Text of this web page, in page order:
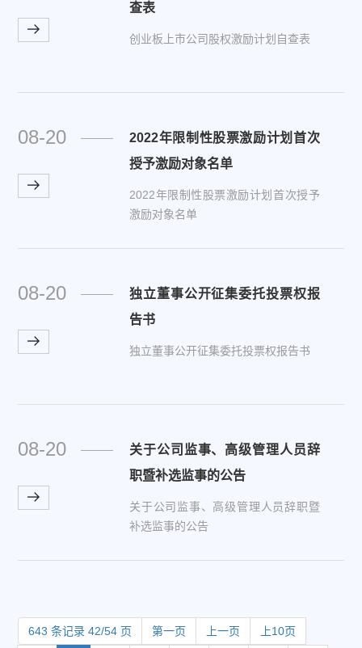
查表
创业板上市公司股权激励计划自查表
08-20
2022年限制性股票激励计划首次
授予激励对象名单
2022年限制性股票激励计划首次授予
激励对象名单
08-20
独立董事公开征集委托投票权报
告书
独立董事公开征集委托投票权报告书
08-20
关于公司监事、高级管理人员辞
职暨补选监事的公告
关于公司监事、高级管理人员辞职暨
补选监事的公告
643 条记录 42/54 页 第一页 上一页 上10页